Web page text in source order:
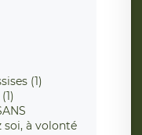
(1)
soi, à volonté